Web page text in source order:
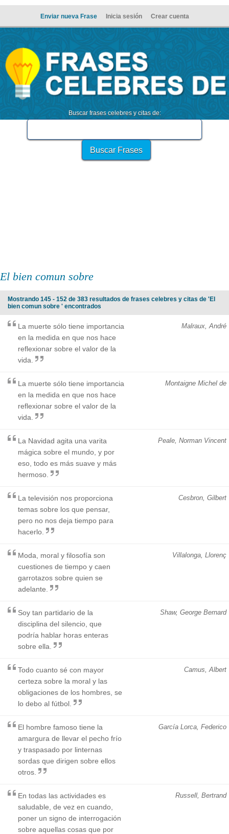
Enviar nueva Frase Inicia sesión Crear cuenta
Buscar frases celebres y citas de:
El bien comun sobre
Mostrando 145 - 152 de 383 resultados de frases celebres y citas de 'El
bien comun sobre ' encontrados
Malraux, André
La muerte sólo tiene importancia
en la medida en que nos hace
reflexionar sobre el valor de la
vida.
Montaigne Michel de
La muerte sólo tiene importancia
en la medida en que nos hace
reflexionar sobre el valor de la
vida.
Peale, Norman Vincent
La Navidad agita una varita
mágica sobre el mundo, y por
eso, todo es más suave y más
hermoso.
Cesbron, Gilbert
La televisión nos proporciona
temas sobre los que pensar,
pero no nos deja tiempo para
hacerlo.
Villalonga, Llorenç
Moda, moral y filosofía son
cuestiones de tiempo y caen
garrotazos sobre quien se
adelante.
Shaw, George Bernard
Soy tan partidario de la
disciplina del silencio, que
podría hablar horas enteras
sobre ella.
Camus, Albert
Todo cuanto sé con mayor
certeza sobre la moral y las
obligaciones de los hombres, se
lo debo al fútbol.
García Lorca, Federico
El hombre famoso tiene la
amargura de llevar el pecho frío
y traspasado por linternas
sordas que dirigen sobre ellos
otros.
Russell, Bertrand
En todas las actividades es
saludable, de vez en cuando,
poner un signo de interrogación
sobre aquellas cosas que por